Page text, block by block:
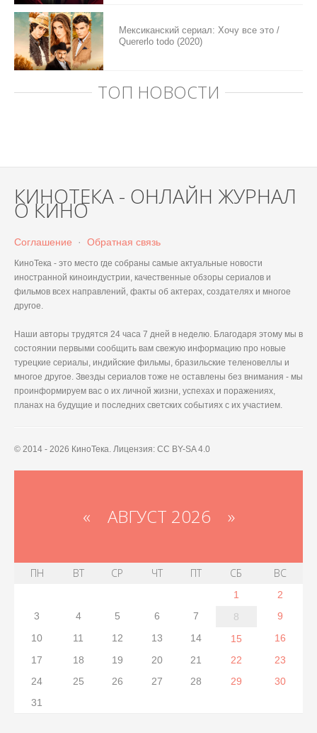
Мексиканский сериал: Хочу все это /
Quererlo todo (2020)
ТОП НОВОСТИ
КИНОТЕКА - ОНЛАЙН ЖУРНАЛ
О КИНО
Соглашение · Обратная связь
КиноТека - это место где собраны самые актуальные новости
иностранной киноиндустрии, качественные обзоры сериалов и
фильмов всех направлений, факты об актерах, создателях и многое
другое.
Наши авторы трудятся 24 часа 7 дней в неделю. Благодаря этому мы в
состоянии первыми сообщить вам свежую информацию про новые
турецкие сериалы, индийские фильмы, бразильские теленовеллы и
многое другое. Звезды сериалов тоже не оставлены без внимания - мы
проинформируем вас о их личной жизни, успехах и поражениях,
планах на будущие и последних светских событиях с их участием.
© 2014 - 2026 КиноТека. Лицензия: CC BY-SA 4.0
« АВГУСТ 2026 »
ПН ВТ СР ЧТ ПТ СБ ВС
1
2
3
4 5 6 7 8
9
10
11 12 13 14 15
16
17
18 19 20 21 22
23
24
25 26 27 28 29
30
31